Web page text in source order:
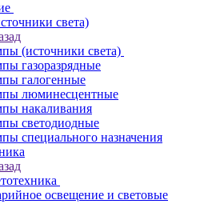
света)
(источники света)
газоразрядные
галогенные
люминесцентные
накаливания
светодиодные
специального назначения
освещение и световые